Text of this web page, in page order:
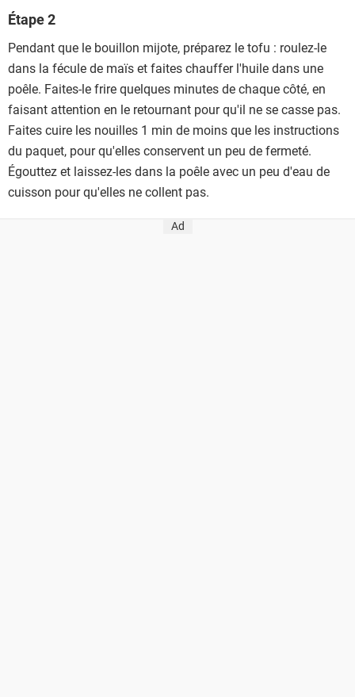
Étape 2
Pendant que le bouillon mijote, préparez le tofu : roulez-le
dans la fécule de maïs et faites chauffer l'huile dans une
poêle. Faites-le frire quelques minutes de chaque côté, en
faisant attention en le retournant pour qu'il ne se casse pas.
Faites cuire les nouilles 1 min de moins que les instructions
du paquet, pour qu'elles conservent un peu de fermeté.
Égouttez et laissez-les dans la poêle avec un peu d'eau de
cuisson pour qu'elles ne collent pas.
Ad